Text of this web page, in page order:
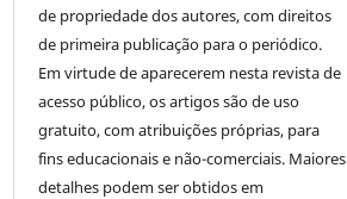
de propriedade dos autores, com direitos
de primeira publicação para o periódico.
Em virtude de aparecerem nesta revista de
acesso público, os artigos são de uso
gratuito, com atribuições próprias, para
fins educacionais e não-comerciais. Maiores
detalhes podem ser obtidos em